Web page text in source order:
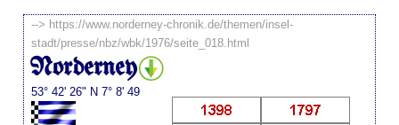
--> https://www.norderney-chronik.de/themen/insel-
stadt/presse/nbz/wbk/1976/seite_018.html
Norderney
53° 42' 26" N 7° 8' 49